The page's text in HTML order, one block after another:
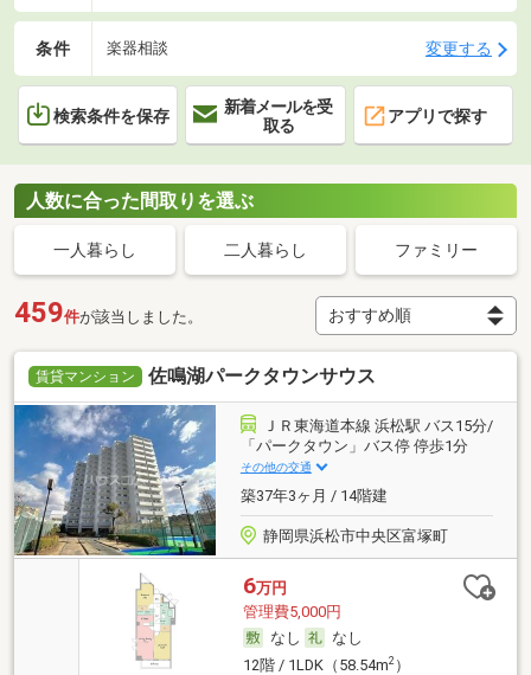
条件 楽器相談 変更する
検索条件を保存
新着メールを受
取る
アプリで探す
人数に合った間取りを選ぶ
一人暮らし 二人暮らし ファミリー
459件が該当しました。
賃貸マンション 佐鳴湖パークタウンサウス
ＪＲ東海道本線 浜松駅 バス15分/
「パークタウン」バス停 停歩1分
その他の交通
築37年3ヶ月 / 14階建
静岡県浜松市中央区富塚町
6万円
管理費5,000円
なし
なし
12階 / 1LDK（58.54m2）